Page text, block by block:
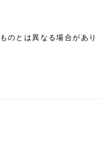
のとは異なる場合があり